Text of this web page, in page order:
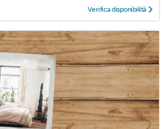
Verifica disponibilità